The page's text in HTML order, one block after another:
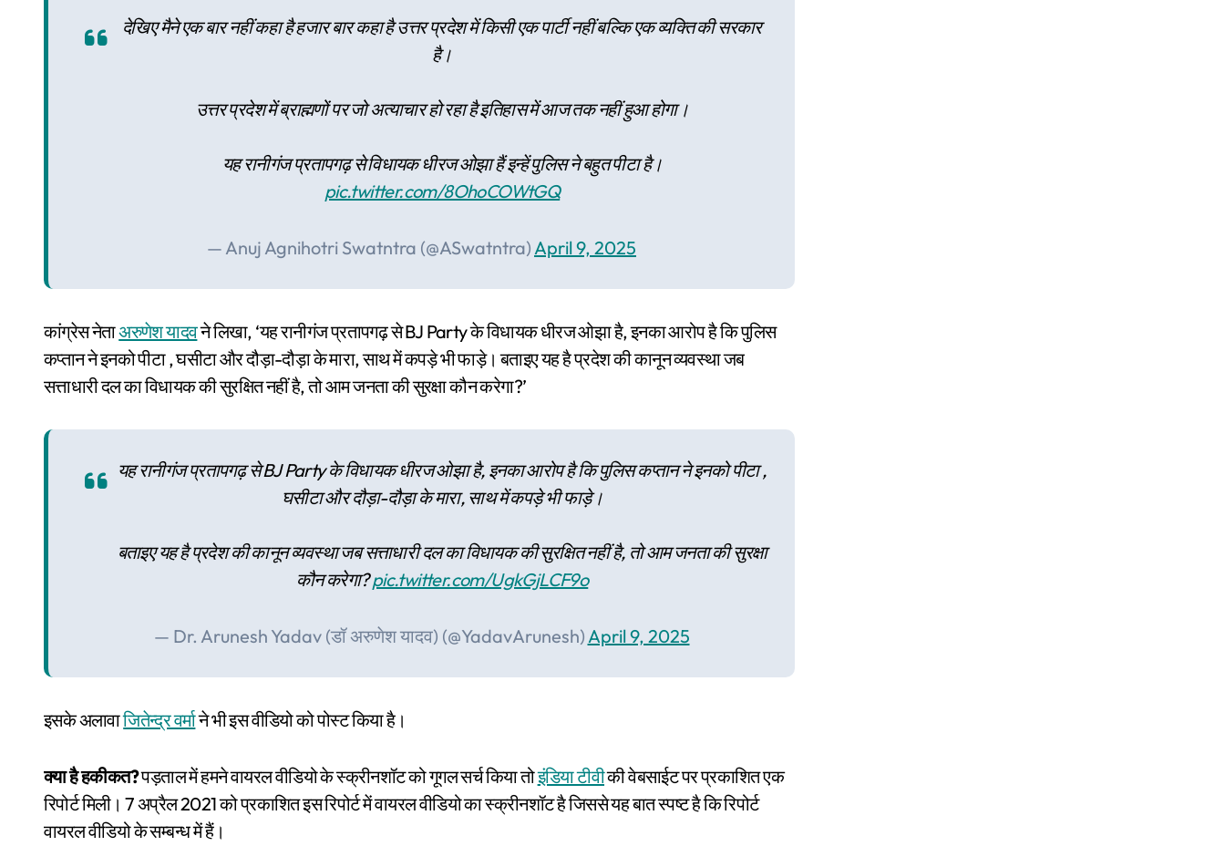
देखिए मैने एक बार नहीं कहा है हजार बार कहा है उत्तर प्रदेश में किसी एक पार्टी नहीं बल्कि एक व्यक्ति की सरकार
है।
उत्तर प्रदेश में ब्राह्मणों पर जो अत्याचार हो रहा है इतिहास में आज तक नहीं हुआ होगा।
यह रानीगंज प्रतापगढ़ से विधायक धीरज ओझा हैं इन्हें पुलिस ने बहुत पीटा है।
pic.twitter.com/8OhoCOWtGQ
— Anuj Agnihotri Swatntra (@ASwatntra)April 9, 2025
कांग्रेस नेताअरुणेश यादवने लिखा, ‘यह रानीगंज प्रतापगढ़ से BJ Party के विधायक धीरज ओझा है, इनका आरोप है कि पुलिस
कप्तान ने इनको पीटा , घसीटा और दौड़ा-दौड़ा के मारा, साथ में कपड़े भी फाड़े। बताइए यह है प्रदेश की कानून व्यवस्था जब
सत्ताधारी दल का विधायक की सुरक्षित नहीं है, तो आम जनता की सुरक्षा कौन करेगा?’
यह रानीगंज प्रतापगढ़ से BJ Party के विधायक धीरज ओझा है, इनका आरोप है कि पुलिस कप्तान ने इनको पीटा ,
घसीटा और दौड़ा-दौड़ा के मारा, साथ में कपड़े भी फाड़े।
बताइए यह है प्रदेश की कानून व्यवस्था जब सत्ताधारी दल का विधायक की सुरक्षित नहीं है, तो आम जनता की सुरक्षा
कौन करेगा?pic.twitter.com/UgkGjLCF9o
— Dr. Arunesh Yadav (डॉ अरुणेश यादव) (@YadavArunesh)April 9, 2025
इसके अलावाजितेन्द्र वर्माने भी इस वीडियो को पोस्ट किया है।
क्या है हकीकत?पड़ताल में हमने वायरल वीडियो के स्क्रीनशॉट को गूगल सर्च किया तोइंडिया टीवीकी वेबसाईट पर प्रकाशित एक
रिपोर्ट मिली। 7 अप्रैल 2021 को प्रकाशित इस रिपोर्ट में वायरल वीडियो का स्क्रीनशॉट है जिससे यह बात स्पष्ट है कि रिपोर्ट
वायरल वीडियो के सम्बन्ध में हैं।